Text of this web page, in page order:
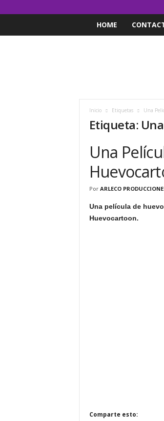
HOME
Inicio Etiquetas Una
Etiqueta:
Una
Por ARLECO
Una película de
Huevocartoon.
Comparte esto: